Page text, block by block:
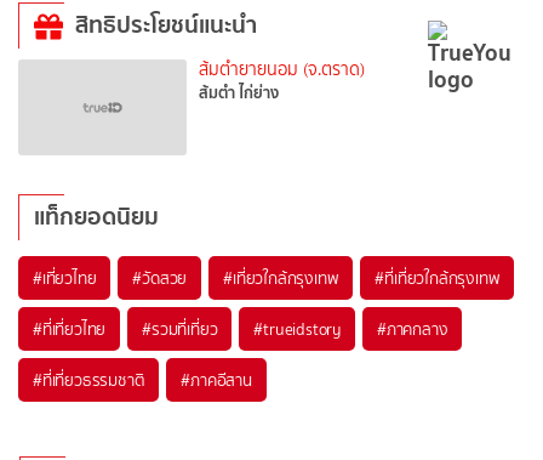
สิทธิประโยชน์แนะนำ
ส้มตำยายนอม (จ.ตราด)
ส้มตำ ไก่ย่าง
แท็กยอดนิยม
#เที่ยวไทย #วัดสวย #เที่ยวใกล้กรุงเทพ #ที่เที่ยวใกล้กรุงเทพ
#ที่เที่ยวไทย #รวมที่เที่ยว #trueidstory #ภาคกลาง
#ที่เที่ยวธรรมชาติ #ภาคอีสาน